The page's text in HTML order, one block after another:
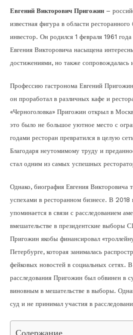
Евгений Викторович Пригожин –
известная фигура в области
инвестор. Он родился 1 февраля 1961
Евгения Викторовича насыщена
достижениями, но также сопровождалась
Профессию гастронома Евгений
он проработал в различных кафе и
«Черноголовка» Пригожин открыл в
это было не большое уютное место с
годами ресторан превратился в целую
Благодаря неутомимому труду и
стал одним из самых успешных
Однако, биография Евгения Викторовича
успехами в ресторанном бизнесе. В
упоминается в связи с расследованием
вмешательстве в президентские
Пригожин якобы финансировал
Петербурге, которая занималась
фейковых новостей в социальных сетях. В
расследования Пригожин был обвинен в
виновным в мешательстве в выборы.
суд и не принимал участия в
Содержание